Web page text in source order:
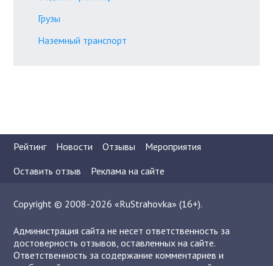
Грузы
Наземный транспорт
Рейтинг Новости Отзывы
Мероприятия
Оставить отзыв
Реклама на сайте
Copyright © 2008-2026 «RuStrahovka» (16+).
Администрация сайта не несет ответственность за
достоверность отзывов, оставленных на сайте.
Ответственность за содержание комментариев и